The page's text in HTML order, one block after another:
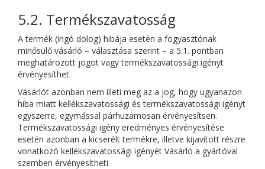
5.2. Termékszavatosság
A termék (ingó dolog) hibája esetén a fogyasztónak
minősülő vásárló – választása szerint – a 5.1. pontban
meghatározott jogot vagy termékszavatossági igényt
érvényesíthet.
Vásárlót azonban nem illeti meg az a jog, hogy ugyanazon
hiba miatt kellékszavatossági és termékszavatossági igényt
egyszerre, egymással párhuzamosan érvényesítsen.
Termékszavatossági igény eredményes érvényesítése
esetén azonban a kicserélt termékre, illetve kijavított részre
vonatkozó kellékszavatossági igényét Vásárló a gyártóval
szemben érvényesítheti.